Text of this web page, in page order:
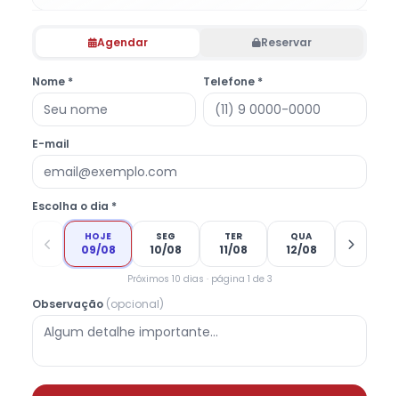
Agendar Reservar
Nome * Telefone *
E-mail
Escolha o dia *
HOJE
09/08
SEG
10/08
TER
11/08
QUA
12/08
Próximos 10 dias · página 1 de 3
Observação (opcional)